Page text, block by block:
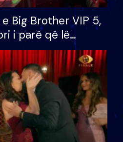
Big Brother VIP 5,
i parë që lë
mundësinë për
madh